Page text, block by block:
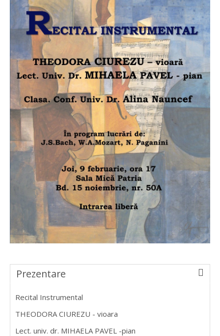
Prezentare
Recital Instrumental
THEODORA CIUREZU - vioara
Lect. univ. dr. MIHAELA PAVEL -pian